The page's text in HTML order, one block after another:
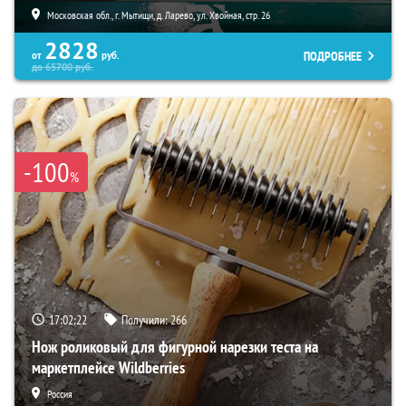
Московская обл., г. Мытищи, д. Ларево, ул. Хвойная, стр. 26
от 2828 руб.
до65700руб.
ПОДРОБНЕЕ
-100%
17:02:21 Получили:266
Нож роликовый для фигурной нарезки теста на
маркетплейсе Wildberries
Россия